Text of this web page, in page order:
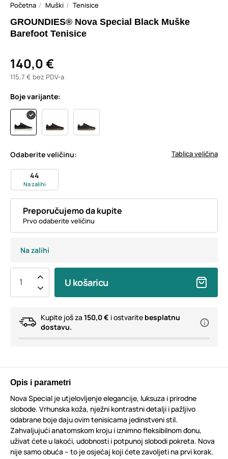
Početna Muški Tenisice
GROUNDIES® Nova Special Black Muške
Barefoot Tenisice
140,0 €
115,7 € bez PDV-a
Boje varijante:
Tablica veličina
Odaberite veličinu:
44
Na zalihi
Preporučujemo da kupite
Prvo odaberite veličinu
Na zalihi
U košaricu
Kupite još za 150,0 € i ostvarite besplatnu
dostavu.
Opis i parametri
Nova Special je utjelovljenje elegancije, luksuza i prirodne
slobode. Vrhunska koža, nježni kontrastni detalji i pažljivo
odabrane boje daju ovim tenisicama jedinstveni stil.
Zahvaljujući anatomskom kroju i iznimno fleksibilnom đonu,
uživat ćete u lakoći, udobnosti i potpunoj slobodi pokreta. Nova
nije samo obuća – to je osjećaj koji ćete zavoljeti na prvi korak.